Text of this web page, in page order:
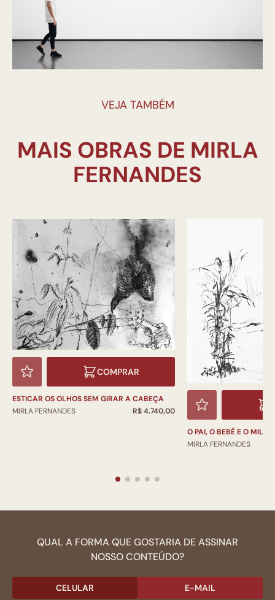
VEJA TAMBÉM
MAIS OBRAS DE MIRLA
COMPRAR
ESTICAR OS OLHOS SEM GIRAR A CABEÇA
MIRLA FERNANDES
R$ 4.740,00
O PAI, O BEBÊ E O MILHO
MIRLA FERNANDES
QUAL A FORMA QUE GOSTARIA DE ASSINAR
NOSSO CONTEÚDO?
CELULAR E-MAIL